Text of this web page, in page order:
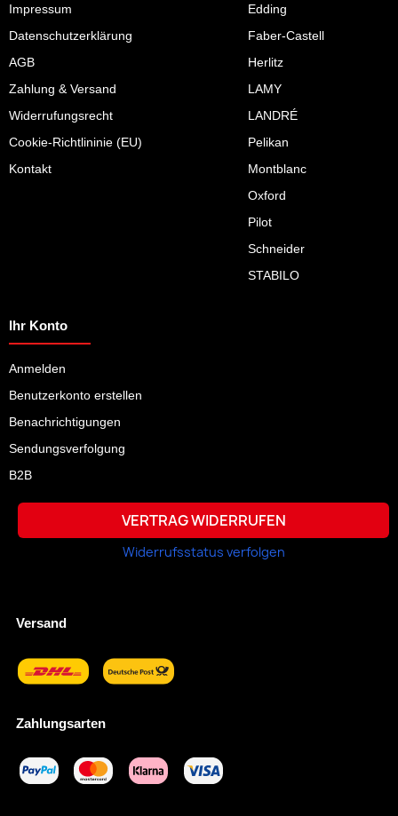
Impressum
Datenschutzerklärung
AGB
Zahlung & Versand
Widerrufungsrecht
Cookie-Richtlininie (EU)
Kontakt
Edding
Faber-Castell
Herlitz
LAMY
LANDRÉ
Pelikan
Montblanc
Oxford
Pilot
Schneider
STABILO
Ihr Konto
Anmelden
Benutzerkonto erstellen
Benachrichtigungen
Sendungsverfolgung
B2B
VERTRAG WIDERRUFEN
Widerrufsstatus verfolgen
Versand
Zahlungsarten